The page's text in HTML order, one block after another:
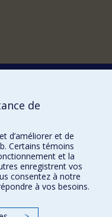
de
d’améliorer et de
Certains témoins
et la
enregistrent vos
consentez à notre
à vos besoins.